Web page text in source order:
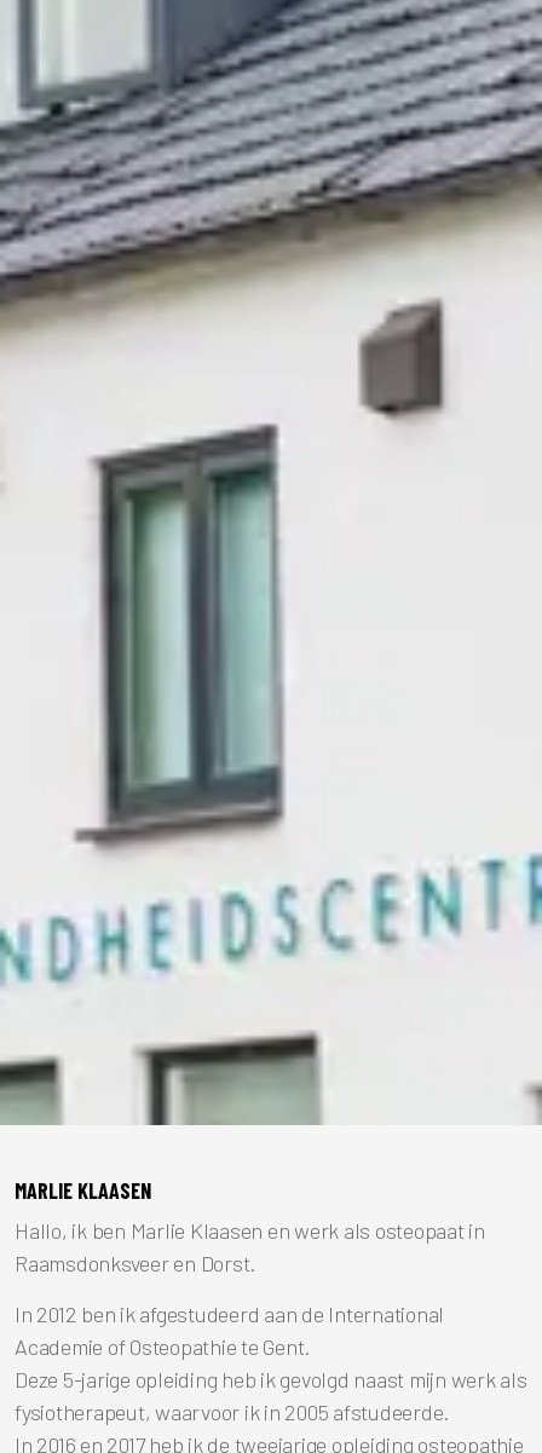
MARLIE KLAASEN
Hallo, ik ben Marlie Klaasen en werk als osteopaat in
Raamsdonksveer en Dorst.
In 2012 ben ik afgestudeerd aan de International
Academie of Osteopathie te Gent.
Deze 5-jarige opleiding heb ik gevolgd naast mijn werk als
fysiotherapeut, waarvoor ik in 2005 afstudeerde.
In 2016 en 2017 heb ik de tweejarige opleiding osteopathie